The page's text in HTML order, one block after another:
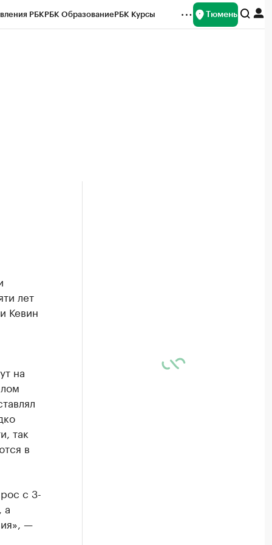
РБКРБК ОбразованиеРБК Курсы Тюмень
лет
Кевин
на
так
в
с 3-
а
—